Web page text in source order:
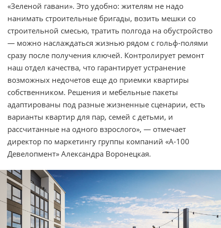
«Зеленой гавани». Это удобно: жителям не надо
нанимать строительные бригады, возить мешки со
строительной смесью, тратить полгода на обустройство
— можно наслаждаться жизнью рядом с гольф-полями
сразу после получения ключей. Контролирует ремонт
наш отдел качества, что гарантирует устранение
возможных недочетов еще до приемки квартиры
собственником. Решения и мебельные пакеты
адаптированы под разные жизненные сценарии, есть
варианты квартир для пар, семей с детьми, и
рассчитанные на одного взрослого», — отмечает
директор по маркетингу группы компаний «А-100
Девелопмент» Александра Воронецкая.